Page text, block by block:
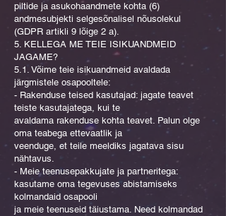
piltide ja asukohaandmete kohta (6)
andmesubjekti selgesõnalisel nõusolekul
(GDPR artikli 9 lõige 2 a).
5. KELLEGA ME TEIE ISIKUANDMEID
JAGAME?
5.1. Võime teie isikuandmeid avaldada
järgmistele osapooltele:
- Rakenduse teised kasutajad: jagate teavet
teiste kasutajatega, kui te
avaldama rakenduse kohta teavet. Palun olge
oma teabega ettevaatlik ja
veenduge, et teile meeldiks jagatava sisu
nähtavus.
- Meie teenusepakkujate ja partneritega:
kasutame oma tegevuses abistamiseks
kolmandaid osapooli
ja meie teenuseid täiustama. Need kolmandad